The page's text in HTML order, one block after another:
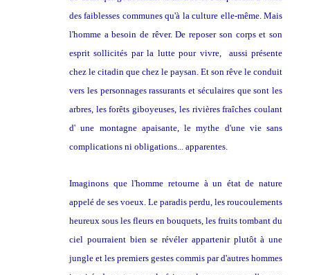
des faiblesses communes qu'à la culture elle-même. Mais
l'homme a besoin de rêver. De reposer son corps et son
esprit sollicités par la lutte pour vivre, aussi présente
chez le citadin que chez le paysan. Et son rêve le conduit
vers les personnages rassurants et séculaires que sont les
arbres, les forêts giboyeuses, les rivières fraîches coulant
d' une montagne apaisante, le mythe d'une vie sans
complications ni obligations... apparentes.
Imaginons que l'homme retourne à un état de nature
appelé de ses voeux. Le paradis perdu, les roucoulements
heureux sous les fleurs en bouquets, les fruits tombant du
ciel pourraient bien se révéler appartenir plutôt à une
jungle et les premiers gestes commis par d'autres hommes